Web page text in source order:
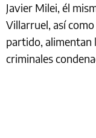
Javier Milei, él
Villarruel, así
partido, alimentan
criminales